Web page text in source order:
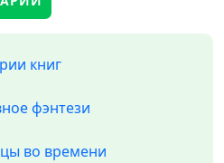
книг
фэнтези
во времени